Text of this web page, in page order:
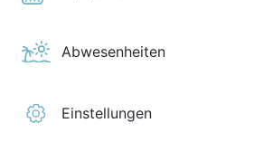
Abwesenheiten
Einstellungen